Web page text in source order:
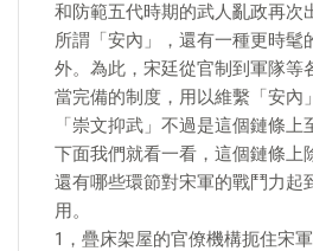
和防範五代時期的武人亂政再次
所謂「安內」，還有一種更時髦
外。為此，宋廷從官制到軍隊等
當完備的制度，用以維繫「安內
「崇文抑武」不過是這個鏈條上
下面我們就看一看，這個鏈條上
還有哪些環節對宋軍的戰鬥力起
用。
1，疊床架屋的官僚機構扼住宋